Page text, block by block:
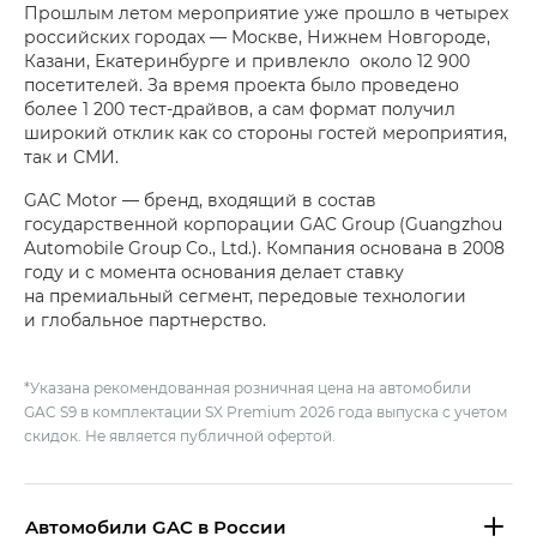
Прошлым летом мероприятие уже прошло в четырех
российских городах — Москве, Нижнем Новгороде,
Казани, Екатеринбурге и привлекло около 12 900
посетителей. За время проекта было проведено
более 1 200 тест-драйвов, а сам формат получил
широкий отклик как со стороны гостей мероприятия,
так и СМИ.
GAC Motor — бренд, входящий в состав
государственной корпорации GAC Group (Guangzhou
Automobile Group Co., Ltd.). Компания основана в 2008
году и с момента основания делает ставку
на премиальный сегмент, передовые технологии
и глобальное партнерство.
*Указана рекомендованная розничная цена на автомобили
GAC S9 в комплектации SX Premium 2026 года выпуска с учетом
скидок. Не является публичной офертой.
Aвтомобили GAC в России